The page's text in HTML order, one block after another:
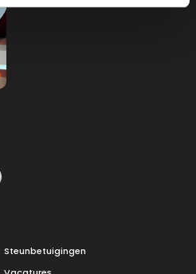
Steunbetuigingen